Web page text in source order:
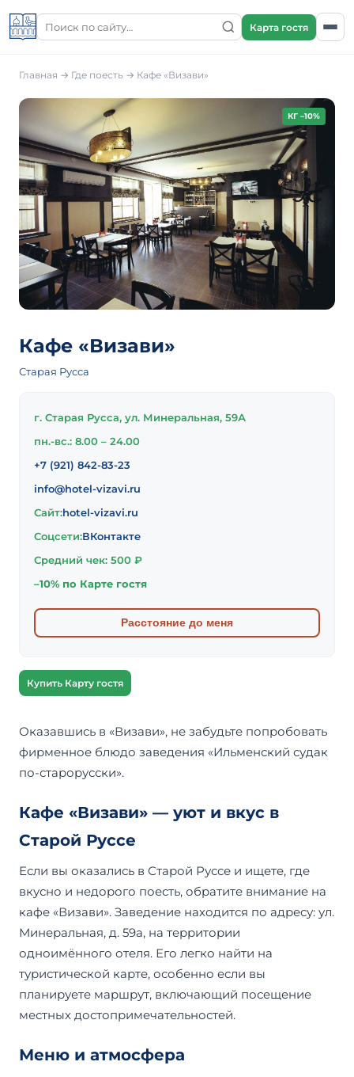
Карта гостя
Главная → Где поесть → Кафе «Визави»
КГ –10%
Кафе «Визави»
Старая Русса
г. Старая Русса, ул. Минеральная, 59А
пн.-вс.: 8.00 – 24.00
+7 (921) 842-83-23
info@hotel-vizavi.ru
Сайт:hotel-vizavi.ru
Соцсети:ВКонтакте
Средний чек: 500 ₽
–10% по Карте гостя
Расстояние до меня
Купить Карту гостя
Оказавшись в «Визави», не забудьте попробовать
фирменное блюдо заведения «Ильменский судак
по-старорусски».
Кафе «Визави» — уют и вкус в
Старой Руссе
Если вы оказались в Старой Руссе и ищете, где
вкусно и недорого поесть, обратите внимание на
кафе «Визави». Заведение находится по адресу: ул.
Минеральная, д. 59а, на территории
одноимённого отеля. Его легко найти на
туристической карте, особенно если вы
планируете маршрут, включающий посещение
местных достопримечательностей.
Меню и атмосфера